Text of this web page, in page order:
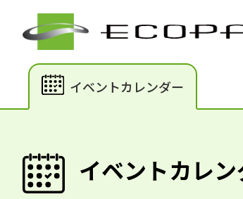
イベントカレンダー
イベントカレン